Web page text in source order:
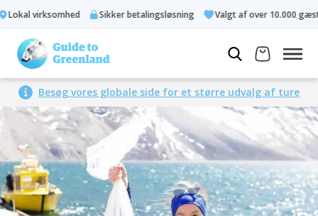
virksomhed Sikker betalingsløsning Valgt af over 10.000 gæster
Besøg vores globale side for et større udvalg af ture